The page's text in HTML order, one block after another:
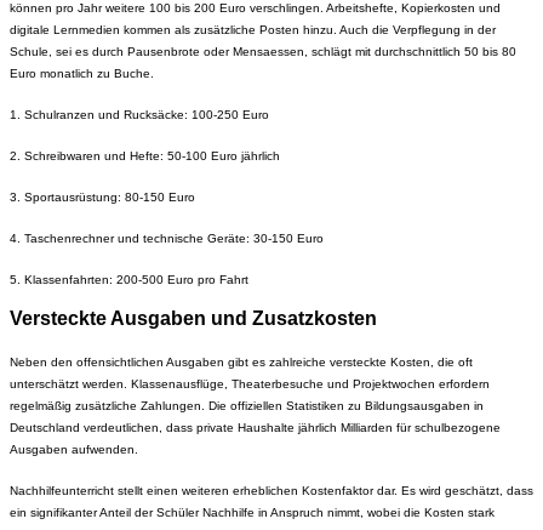
können pro Jahr weitere 100 bis 200 Euro verschlingen. Arbeitshefte, Kopierkosten und
digitale Lernmedien kommen als zusätzliche Posten hinzu. Auch die Verpflegung in der
Schule, sei es durch Pausenbrote oder Mensaessen, schlägt mit durchschnittlich 50 bis 80
Euro monatlich zu Buche.
1. Schulranzen und Rucksäcke: 100-250 Euro
2. Schreibwaren und Hefte: 50-100 Euro jährlich
3. Sportausrüstung: 80-150 Euro
4. Taschenrechner und technische Geräte: 30-150 Euro
5. Klassenfahrten: 200-500 Euro pro Fahrt
Versteckte Ausgaben und Zusatzkosten
Neben den offensichtlichen Ausgaben gibt es zahlreiche versteckte Kosten, die oft
unterschätzt werden. Klassenausflüge, Theaterbesuche und Projektwochen erfordern
regelmäßig zusätzliche Zahlungen. Die offiziellen Statistiken zu Bildungsausgaben in
Deutschland verdeutlichen, dass private Haushalte jährlich Milliarden für schulbezogene
Ausgaben aufwenden.
Nachhilfeunterricht stellt einen weiteren erheblichen Kostenfaktor dar. Es wird geschätzt, dass
ein signifikanter Anteil der Schüler Nachhilfe in Anspruch nimmt, wobei die Kosten stark